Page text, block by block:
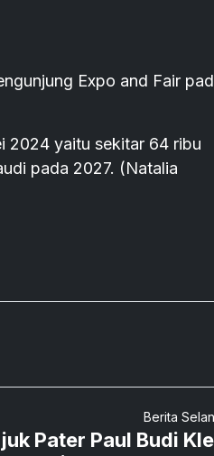
Expo and Fair
2024 yaitu sekitar 64 ribu
pada 2027. (Natalia
Berita
Pater Paul Budi